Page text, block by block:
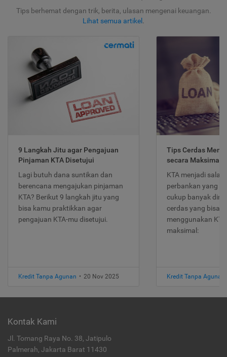
Tips berhemat dengan trik, berita, ulasan mengenai keuangan.
Lihat semua artikel .
9 Langkah Jitu agar Pengajuan
Pinjaman KTA Disetujui
Lagi butuh dana suntikan dan
berencana mengajukan pinjaman
KTA? Berikut 9 langkah jitu yang
bisa kamu praktikkan agar
pengajuan KTA-mu disetujui.
Kredit Tanpa Agunan • 20 Nov 2025
Tips Cerdas
secara Maksimal
KTA menjadi
perbankan yang
cukup banyak
cerdas yang bisa
menggunakan
maksimal:
Kredit Tanpa Agunan
Kontak Kami
Jl. Tomang Raya No. 38, Jatipulo
Palmerah, Jakarta Barat 11430